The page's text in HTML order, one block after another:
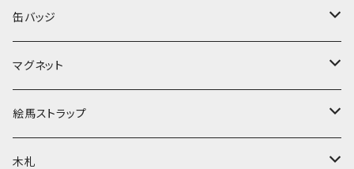
マグネット
絵馬ストラップ
缶バッジ
マグネット
家紋入ストラップ
木札
キーホルダー
アクリル札
缶バッジ
ねこち＆さくにゃん
新選組
sakunyan Designオリジナル
マグネット
ねこち＆さくにゃん
新選組
絵馬ストラップ
ねこち＆さくにゃん
木札